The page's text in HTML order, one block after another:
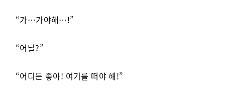
“가…가야해…!”
“어딜?”
“어디든 좋아! 여기를 떠야 해!”